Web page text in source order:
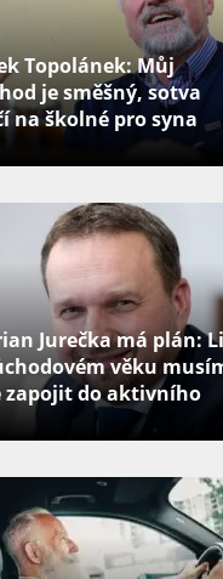
Topolánek: Můj
je směšný, sotva
na školné pro syna
Jurečka má plán:
věku
zapojit do aktivního